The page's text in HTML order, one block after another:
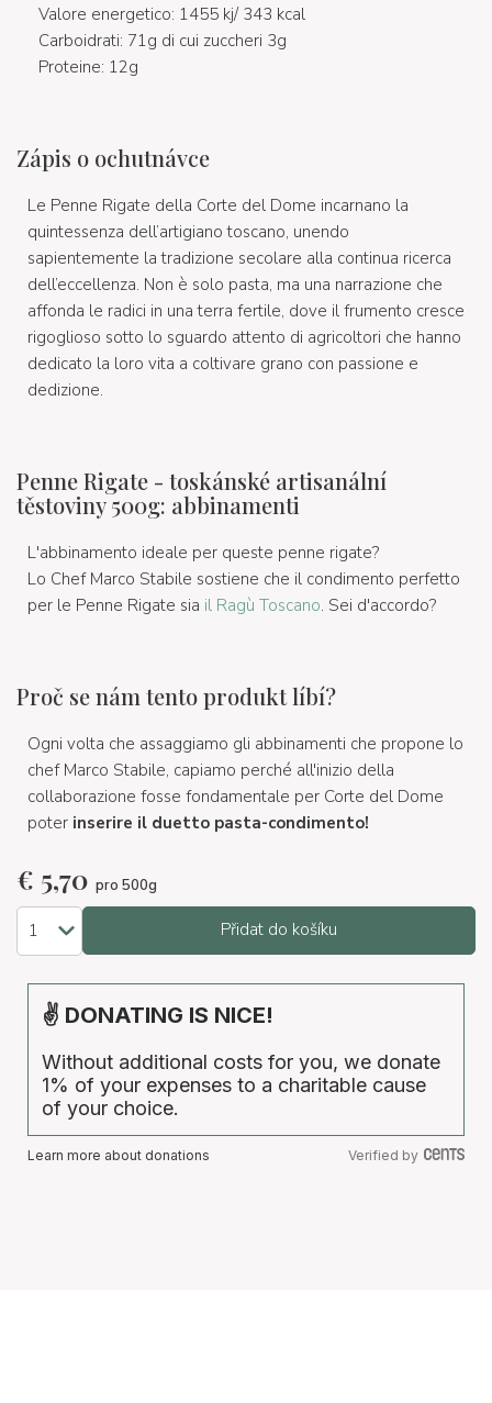
Valore energetico: 1455 kj/ 343 kcal
Carboidrati: 71g di cui zuccheri 3g
Proteine: 12g
Zápis o ochutnávce
Le Penne Rigate della Corte del Dome incarnano la
quintessenza dell’artigiano toscano, unendo
sapientemente la tradizione secolare alla continua ricerca
dell’eccellenza. Non è solo pasta, ma una narrazione che
affonda le radici in una terra fertile, dove il frumento cresce
rigoglioso sotto lo sguardo attento di agricoltori che hanno
dedicato la loro vita a coltivare grano con passione e
dedizione.
Penne Rigate - toskánské artisanální
těstoviny 500g: abbinamenti
L'abbinamento ideale per queste penne rigate?
Lo Chef Marco Stabile sostiene che il condimento perfetto
per le Penne Rigate sia il Ragù Toscano. Sei d'accordo?
Proč se nám tento produkt líbí?
Ogni volta che assaggiamo gli abbinamenti che propone lo
chef Marco Stabile, capiamo perché all'inizio della
collaborazione fosse fondamentale per Corte del Dome
poter inserire il duetto pasta-condimento!
€ 5,70 pro 500g
Přidat do košíku
✌ DONATING IS NICE!
Without additional costs for you, we donate
1% of your expenses to a charitable cause
of your choice.
Learn more about donations Verified by